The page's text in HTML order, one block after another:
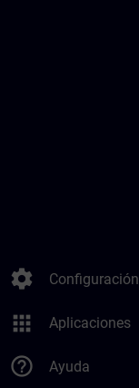
settings Configuración
apps Aplicaciones
help_outline Ayuda